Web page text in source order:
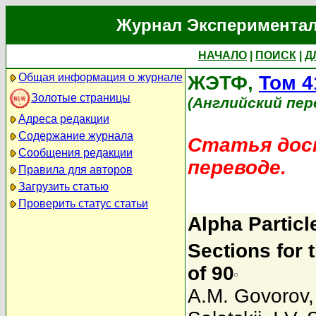
Журнал
НАЧАЛО ПОИСК
Общая информация о журнале
Золотые страницы
Адреса редакции
Содержание журнала
Сообщения редакции
Правила для авторов
Загрузить статью
Проверить статус статьи
ЖЭТФ, Том
(Английский
Статья
переводе.
Alpha
Sections for
of 90
A.M. Govorov